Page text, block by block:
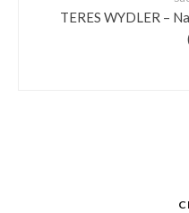
TERES WYDLER –